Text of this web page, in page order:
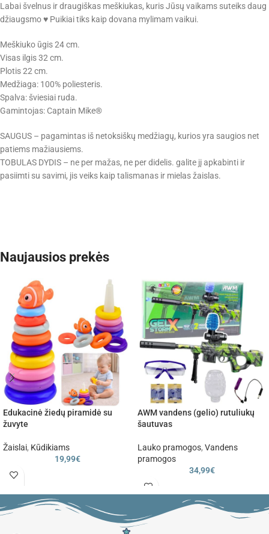
Labai švelnus ir draugiškas meškiukas, kuris Jūsų vaikams suteiks daug
džiaugsmo ♥ Puikiai tiks kaip dovana mylimam vaikui.
Meškiuko ūgis 24 cm.
Visas ilgis 32 cm.
Plotis 22 cm.
Medžiaga: 100% poliesteris.
Spalva: šviesiai ruda.
Gamintojas: Captain Mike®
SAUGUS – pagamintas iš netoksiškų medžiagų, kurios yra saugios net
patiems mažiausiems.
TOBULAS DYDIS – ne per mažas, ne per didelis. galite jį apkabinti ir
pasiimti su savimi, jis veiks kaip talismanas ir mielas žaislas.
Naujausios prekės
Edukacinė žiedų piramidė su
žuvyte
Žaislai, Kūdikiams
19,99€
AWM vandens (gelio) rutuliukų
šautuvas
Lauko pramogos, Vandens
pramogos
34,99€